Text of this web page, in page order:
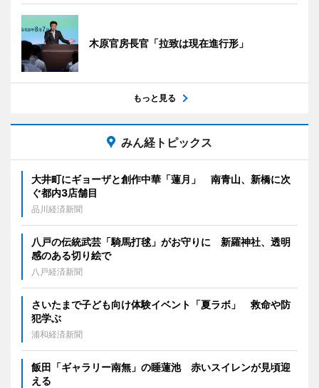
木原官房長官「拉致は現在進行形」
もっと見る
みん経トピックス
大井町にギョーザと創作中華「蓮月」 南青山、新橋に次
ぐ都内3店舗目
品川経済新聞
八戸の伝統武芸「騎馬打毬」がお守りに 新羅神社、透明
感のある切り絵で
八戸経済新聞
さいたまで子ども向け体験イベント「夏ラボ」 救命や防
犯学ぶ
浦和経済新聞
飯田「ギャラリー南無」の睡蓮池 赤いスイレンが見頃迎
える